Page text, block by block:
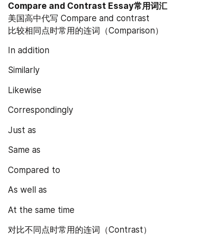
Compare and Contrast Essay常用词汇
美国高中代写 Compare and contrast
比较相同点时常用的连词（Comparison）
In addition
Similarly
Likewise
Correspondingly
Just as
Same as
Compared to
As well as
At the same time
对比不同点时常用的连词（Contrast）